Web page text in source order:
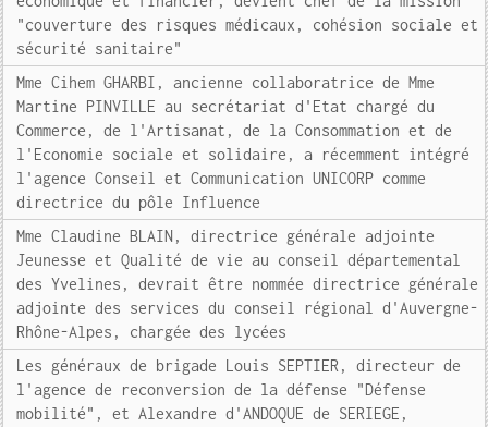
"couverture des risques médicaux, cohésion sociale et
sécurité sanitaire"
Mme Cihem GHARBI, ancienne collaboratrice de Mme
Martine PINVILLE au secrétariat d'Etat chargé du
Commerce, de l'Artisanat, de la Consommation et de
l'Economie sociale et solidaire, a récemment intégré
l'agence Conseil et Communication UNICORP comme
directrice du pôle Influence
Mme Claudine BLAIN, directrice générale adjointe
Jeunesse et Qualité de vie au conseil départemental
des Yvelines, devrait être nommée directrice générale
adjointe des services du conseil régional d'Auvergne-
Rhône-Alpes, chargée des lycées
Les généraux de brigade Louis SEPTIER, directeur de
l'agence de reconversion de la défense "Défense
mobilité", et Alexandre d'ANDOQUE de SERIEGE,